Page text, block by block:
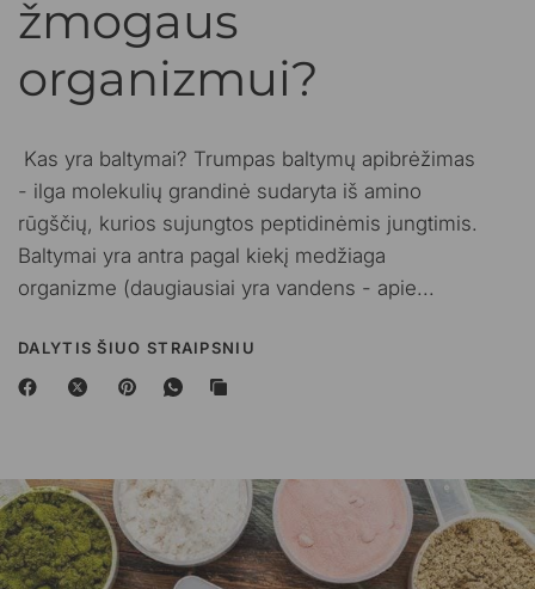
žmogaus
organizmui?
Kas yra baltymai? Trumpas baltymų apibrėžimas
- ilga molekulių grandinė sudaryta iš amino
rūgščių, kurios sujungtos peptidinėmis jungtimis.
Baltymai yra antra pagal kiekį medžiaga
organizme (daugiausiai yra vandens - apie...
DALYTIS ŠIUO STRAIPSNIU